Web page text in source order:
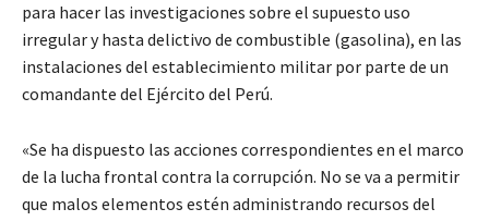
para hacer las investigaciones sobre el supuesto uso
irregular y hasta delictivo de combustible (gasolina), en las
instalaciones del establecimiento militar por parte de un
comandante del Ejército del Perú.
«Se ha dispuesto las acciones correspondientes en el marco
de la lucha frontal contra la corrupción. No se va a permitir
que malos elementos estén administrando recursos del